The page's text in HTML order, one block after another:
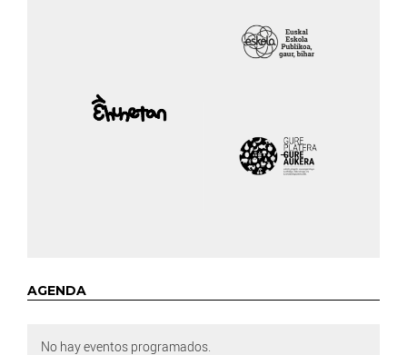
AGENDA
No hay eventos programados.